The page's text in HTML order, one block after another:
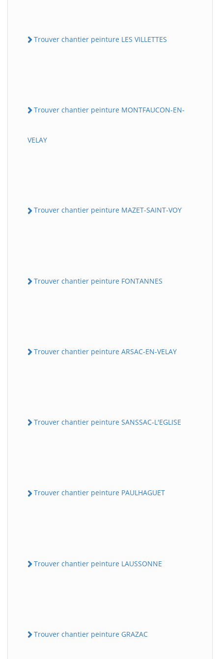
Trouver chantier peinture LES VILLETTES
Trouver chantier peinture MONTFAUCON-EN-
VELAY
Trouver chantier peinture MAZET-SAINT-VOY
Trouver chantier peinture FONTANNES
Trouver chantier peinture ARSAC-EN-VELAY
Trouver chantier peinture SANSSAC-L'EGLISE
Trouver chantier peinture PAULHAGUET
Trouver chantier peinture LAUSSONNE
Trouver chantier peinture GRAZAC